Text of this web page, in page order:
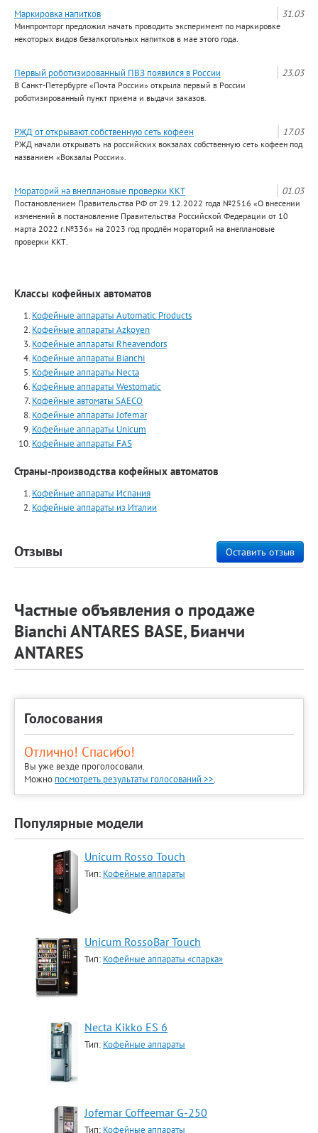
31.03
Маркировка напитков
Минпромторг предложил начать проводить эксперимент по маркировке
некоторых видов безалкогольных напитков в мае этого года.
23.03
Первый роботизированный ПВЗ появился в России
В Санкт-Петербурге «Почта России» открыла первый в России
роботизированный пункт приема и выдачи заказов.
17.03
РЖД от открывают собственную сеть кофеен
РЖД начали открывать на российских вокзалах собственную сеть кофеен под
названием «Вокзалы России».
01.03
Мораторий на внеплановые проверки ККТ
Постановлением Правительства РФ от 29.12.2022 года №2516 «О внесении
изменений в постановление Правительства Российской Федерации от 10
марта 2022 г.№336» на 2023 год продлён мораторий на внеплановые
проверки ККТ.
Классы кофейных автоматов
Кофейные аппараты Automatiс Products
Кофейные аппараты Azkoyen
Кофейные аппараты Rheavendors
Кофейные аппараты Bianchi
Кофейные аппараты Necta
Кофейные аппараты Westomatic
Кофейные автоматы SAECO
Кофейные аппараты Jofemar
Кофейные аппараты Unicum
Кофейные аппараты FAS
Страны-производства кофейных автоматов
Кофейные аппараты Испания
Кофейные аппараты из Италии
Оставить отзыв
Отзывы
Частные объявления о продаже
Bianchi ANTARES BASE, Бианчи
ANTARES
Голосования
Отлично! Спасибо!
Вы уже везде проголосовали.
Можно посмотреть результаты голосований >>.
Популярные модели
Unicum Rosso Touch
Тип: Кофейные аппараты
Unicum RossoBar Touch
Тип: Кофейные аппараты «спарка»
Necta Kikko ES 6
Тип: Кофейные аппараты
Jofemar Coffeemar G-250
Тип: Кофейные аппараты